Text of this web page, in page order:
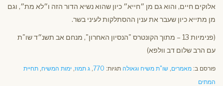
אלוקים חיים, והוא גם מן ״חייא״ כיון שהוא נשיא הדור הזה ו״לא מת״, וגם
מן מתייא כיון שעבר את ענין ההסתלקות לעיני בשר.
(פנימיות 13 – מתוך הקונטרס "הנסיון האחרון", מנחם אב תשנ״ד שו"ת
עם הרב שלום דב וולפא)
פורסם ב: מאמרים, שו"ת משיח וגאולה תגיות: 770
, ג תמוז, ימות המשיח, תחיית
המתים